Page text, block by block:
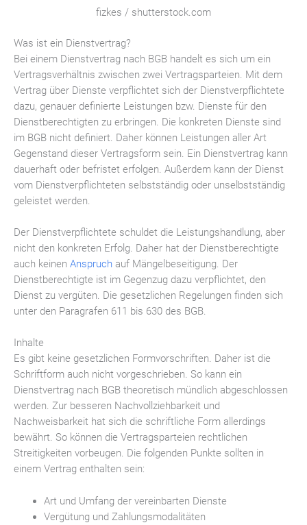
fizkes / shutterstock.com
Was ist ein Dienstvertrag?
Bei einem Dienstvertrag nach BGB handelt es sich um ein
Vertragsverhältnis zwischen zwei Vertragsparteien. Mit dem
Vertrag über Dienste verpflichtet sich der Dienstverpflichtete
dazu, genauer definierte Leistungen bzw. Dienste für den
Dienstberechtigten zu erbringen. Die konkreten Dienste sind
im BGB nicht definiert. Daher können Leistungen aller Art
Gegenstand dieser Vertragsform sein. Ein Dienstvertrag kann
dauerhaft oder befristet erfolgen. Außerdem kann der Dienst
vom Dienstverpflichteten selbstständig oder unselbstständig
geleistet werden.
Der Dienstverpflichtete schuldet die Leistungshandlung, aber
nicht den konkreten Erfolg. Daher hat der Dienstberechtigte
auch keinen Anspruch auf Mängelbeseitigung. Der
Dienstberechtigte ist im Gegenzug dazu verpflichtet, den
Dienst zu vergüten. Die gesetzlichen Regelungen finden sich
unter den Paragrafen 611 bis 630 des BGB.
Inhalte
Es gibt keine gesetzlichen Formvorschriften. Daher ist die
Schriftform auch nicht vorgeschrieben. So kann ein
Dienstvertrag nach BGB theoretisch mündlich abgeschlossen
werden. Zur besseren Nachvollziehbarkeit und
Nachweisbarkeit hat sich die schriftliche Form allerdings
bewährt. So können die Vertragsparteien rechtlichen
Streitigkeiten vorbeugen. Die folgenden Punkte sollten in
einem Vertrag enthalten sein:
Art und Umfang der vereinbarten Dienste
Vergütung und Zahlungsmodalitäten